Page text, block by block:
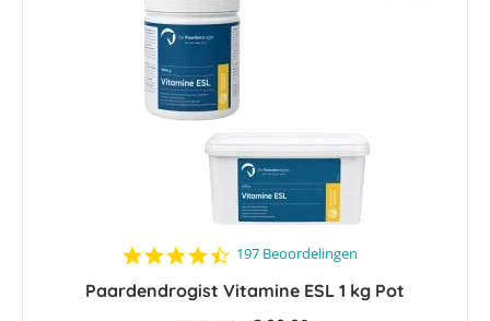
4.4
rating
197 Beoordelingen
Paardendrogist Vitamine ESL 1 kg Pot